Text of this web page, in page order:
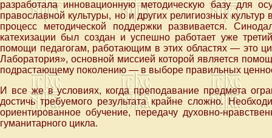
разработала инновационную методическую базу для
православной культуры, но и других религиозных культур
процесс методической поддержки развивается.
катехизации был создан и успешно работает уже
помощи педагогам, работающим в этих областях — это
Лаборатория», основной миссией которой является
подрастающему поколению — в выборе правильных
И все же в условиях, когда преподавание предмета
достичь требуемого результата крайне сложно.
ориентированное обучение, передачу духовно-
гуманитарного цикла.